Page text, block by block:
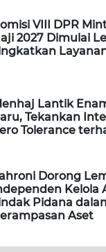
VIII DPR
2027 Dimulai
Lantik
Tekankan
Tolerance
Dorong
Kelola
Pidana
Aset